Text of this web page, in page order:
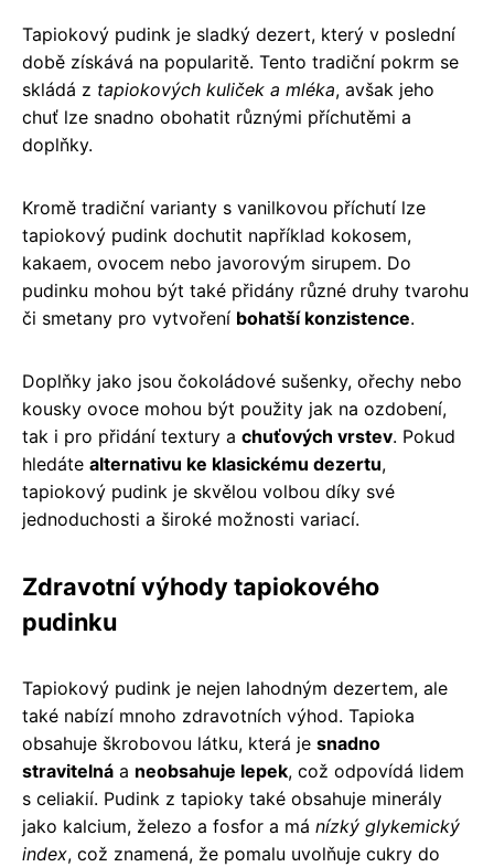
Tapiokový pudink je sladký dezert, který v poslední
době získává na popularitě. Tento tradiční pokrm se
skládá z tapiokových kuliček a mléka, avšak jeho
chuť lze snadno obohatit různými příchutěmi a
doplňky.
Kromě tradiční varianty s vanilkovou příchutí lze
tapiokový pudink dochutit například kokosem,
kakaem, ovocem nebo javorovým sirupem. Do
pudinku mohou být také přidány různé druhy tvarohu
či smetany pro vytvoření bohatší konzistence.
Doplňky jako jsou čokoládové sušenky, ořechy nebo
kousky ovoce mohou být použity jak na ozdobení,
tak i pro přidání textury a chuťových vrstev. Pokud
hledáte alternativu ke klasickému dezertu,
tapiokový pudink je skvělou volbou díky své
jednoduchosti a široké možnosti variací.
Zdravotní výhody tapiokového
pudinku
Tapiokový pudink je nejen lahodným dezertem, ale
také nabízí mnoho zdravotních výhod. Tapioka
obsahuje škrobovou látku, která je snadno
stravitelná a neobsahuje lepek, což odpovídá lidem
s celiakií. Pudink z tapioky také obsahuje minerály
jako kalcium, železo a fosfor a má nízký glykemický
index, což znamená, že pomalu uvolňuje cukry do